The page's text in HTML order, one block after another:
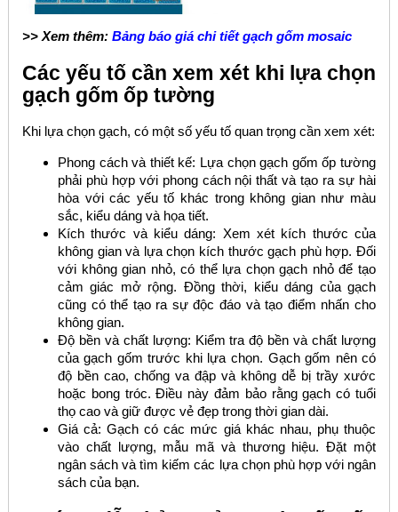
>> Xem thêm: Bảng báo giá chi tiết gạch gốm mosaic
Các yếu tố cần xem xét khi lựa chọn
gạch gốm ốp tường
Khi lựa chọn gạch, có một số yếu tố quan trọng cần xem xét:
Phong cách và thiết kế: Lựa chọn gạch gốm ốp tường
phải phù hợp với phong cách nội thất và tạo ra sự hài
hòa với các yếu tố khác trong không gian như màu
sắc, kiểu dáng và họa tiết.
Kích thước và kiểu dáng: Xem xét kích thước của
không gian và lựa chọn kích thước gạch phù hợp. Đối
với không gian nhỏ, có thể lựa chọn gạch nhỏ để tạo
cảm giác mở rộng. Đồng thời, kiểu dáng của gạch
cũng có thể tạo ra sự độc đáo và tạo điểm nhấn cho
không gian.
Độ bền và chất lượng: Kiểm tra độ bền và chất lượng
của gạch gốm trước khi lựa chọn. Gạch gốm nên có
độ bền cao, chống va đập và không dễ bị trầy xước
hoặc bong tróc. Điều này đảm bảo rằng gạch có tuổi
thọ cao và giữ được vẻ đẹp trong thời gian dài.
Giá cả: Gạch có các mức giá khác nhau, phụ thuộc
vào chất lượng, mẫu mã và thương hiệu. Đặt một
ngân sách và tìm kiếm các lựa chọn phù hợp với ngân
sách của bạn.